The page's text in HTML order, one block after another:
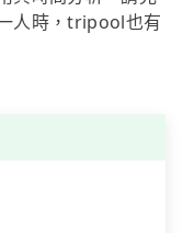
人時，tripool也有